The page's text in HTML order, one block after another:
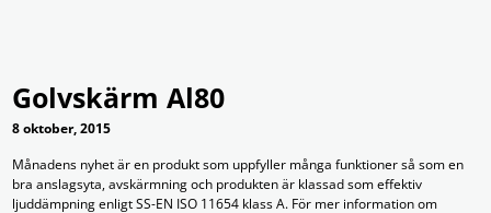
Golvskärm Al80
8 oktober, 2015
Månadens nyhet är en produkt som uppfyller många funktioner så som en
bra anslagsyta, avskärmning och produkten är klassad som effektiv
ljuddämpning enligt SS-EN ISO 11654 klass A. För mer information om